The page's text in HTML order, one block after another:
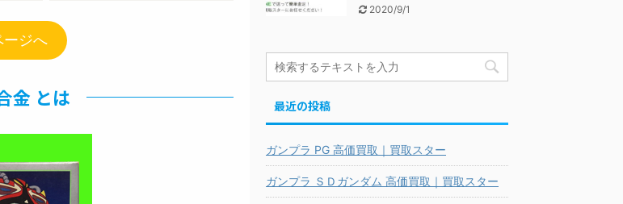
ージへ
金 とは
2020/9/1
最近の投稿
ガンプラ PG 高価買取｜買取スター
ガンプラ ＳＤガンダム 高価買取｜買取スター